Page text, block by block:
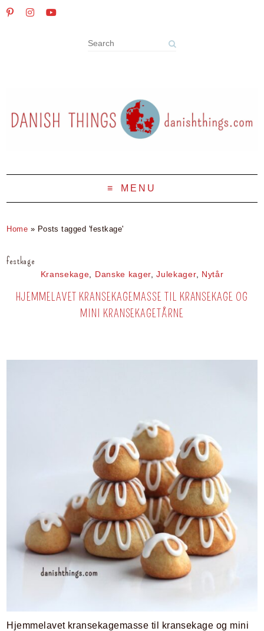
MENU
Home » Posts tagged 'festkage'
festkage
Kransekage, Danske kager,Julekager, Nytår
HJEMMELAVET KRANSEKAGEMASSE TIL KRANSEKAGE OG
MINI KRANSEKAGETÅRNE
Hjemmelavet kransekagemasse til kransekage og mini